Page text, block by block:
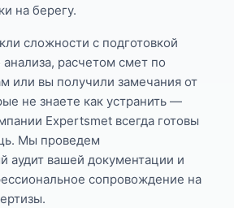
на берегу.
сложности с подготовкой
расчетом смет по
или вы получили замечания от
не знаете как устранить —
Expertsmet всегда готовы
Мы проведем
аудит вашей документации и
сопровождение на